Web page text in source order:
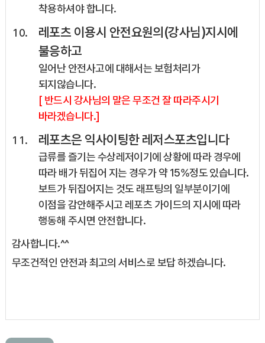
착용하셔야 합니다.
레포츠 이용시 안전요원의(강사님)지시에
불응하고
일어난 안전사고에 대해서는 보험처리가
되지않습니다.
[ 반드시 강사님의 말은 무조건 잘 따라주시기
바라겠습니다.]
레포츠은 익사이팅한 레저스포츠입니다
급류를 즐기는 수상레저이기에 상황에 따라 경우에
따라 배가 뒤집어 지는 경우가 약 15%정도 있습니다.
보트가 뒤집어지는 것도 래프팅의 일부분이기에
이점을 감안해주시고 레포츠 가이드의 지시에 따라
행동해 주시면 안전합니다.
감사합니다.^^
무조건적인 안전과 최고의 서비스로 보답 하겠습니다.